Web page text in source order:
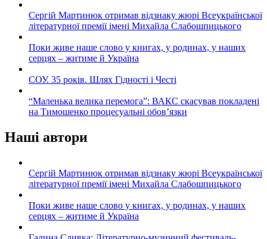
Сергій Мартинюк отримав відзнаку жюрі Всеукраїнської
літературної премії імені Михайла Слабошпицького
Поки живе наше слово у книгах, у родинах, у наших
серцях – житиме й Україна
СОУ. 35 років. Шлях Гідності і Честі
“Маленька велика перемога”: ВАКС скасував покладені
на Тимошенко процесуальні обов’язки
Наші автори
Сергій Мартинюк отримав відзнаку жюрі Всеукраїнської
літературної премії імені Михайла Слабошпицького
Поки живе наше слово у книгах, у родинах, у наших
серцях – житиме й Україна